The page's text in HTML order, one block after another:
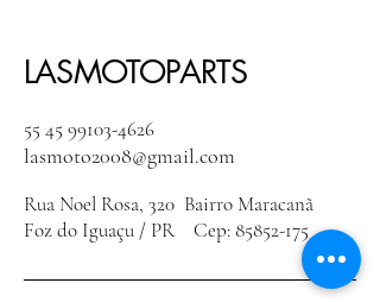
LASMOTOPARTS
55 45 99103-4626
lasmoto2008@gmail.com
Rua Noel Rosa, 320 Bairro Maracanã
Foz do Iguaçu / PR Cep:85852-175